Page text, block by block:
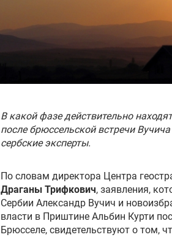
В какой фазе действительно
после брюссельской встречи Вучича
сербские эксперты.
По словам директора Центра
Драганы Трифкович, заявления,
Сербии Александр Вучич и
власти в Приштине Альбин Курти
Брюсселе, свидетельствуют о том,